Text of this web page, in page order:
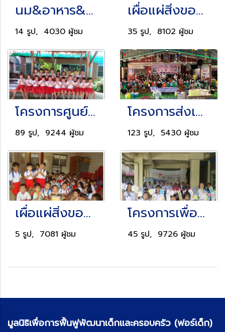
นม&อาหาร&อาหารว่าง+ไข่ไก่ 6 ฟอง
14 รูป, 4030 ผู้ชม
เผื่อแผ่สิ่งของ & ปันน้ำใจ...ให้น้องตัวเล็กและผู้ยากไร้
35 รูป, 8102 ผู้ชม
โครงการศูนย์พัฒนาเด็ก/อบรมเด็กก่อนวัยเรียน
89 รูป, 9244 ผู้ชม
โครงการส่งเสริมทักษะด้านอาชีพ เพิ่มรายได้ ลดค่าใช้จ่ายของครอบครัว
123 รูป, 5430 ผู้ชม
เผื่อแผ่สิ่งของเพื่อผู้ยากไร้ & ด้วยน้ำใจและไมตรี
5 รูป, 7081 ผู้ชม
โครงการเพื่อการศึกษาพัฒนาเด็ก/เยาวชนที่ยากจนด้อยโอกาส
45 รูป, 9726 ผู้ชม
มูลนิธิเพื่อการฟื้นฟูพัฒนาเด็กและครอบครัว (ฟอร์เด็ก)